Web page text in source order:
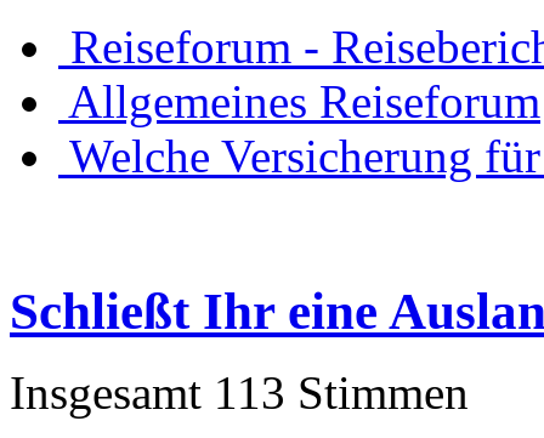
Reiseforum -
Allgemeines Reiseforum
Welche Versicherung
Schließt Ihr eine
Insgesamt 113 Stimmen